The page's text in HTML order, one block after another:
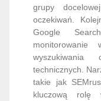
grupy
oczekiwań.
Google
monitorowanie
wyszukiwania
technicznych.
takie jak
kluczową rolę